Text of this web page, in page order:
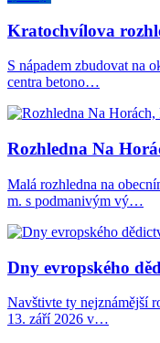
Kratochvílova
S nápadem zbudovat na
centra betono…
Rozhledna Na
Malá rozhledna na
m. s podmanivým vý…
Dny evropského
Navštivte ty nejznámější
13. září 2026 v…